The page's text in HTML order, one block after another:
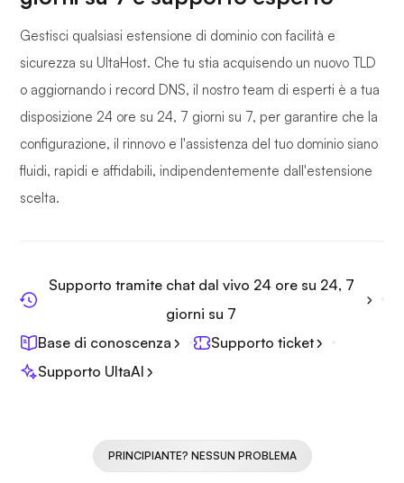
Gestisci qualsiasi estensione di dominio con facilità e
sicurezza su UltaHost. Che tu stia acquisendo un nuovo TLD
o aggiornando i record DNS, il nostro team di esperti è a tua
disposizione 24 ore su 24, 7 giorni su 7, per garantire che la
configurazione, il rinnovo e l'assistenza del tuo dominio siano
fluidi, rapidi e affidabili, indipendentemente dall'estensione
scelta.
Supporto tramite chat dal vivo 24 ore su 24, 7
giorni su 7
Base di conoscenza
Supporto ticket
Supporto UltaAI
PRINCIPIANTE? NESSUN PROBLEMA